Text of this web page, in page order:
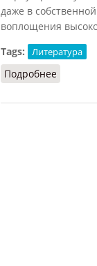
даже в
воплощения
Tags:
Литература
Подробнее